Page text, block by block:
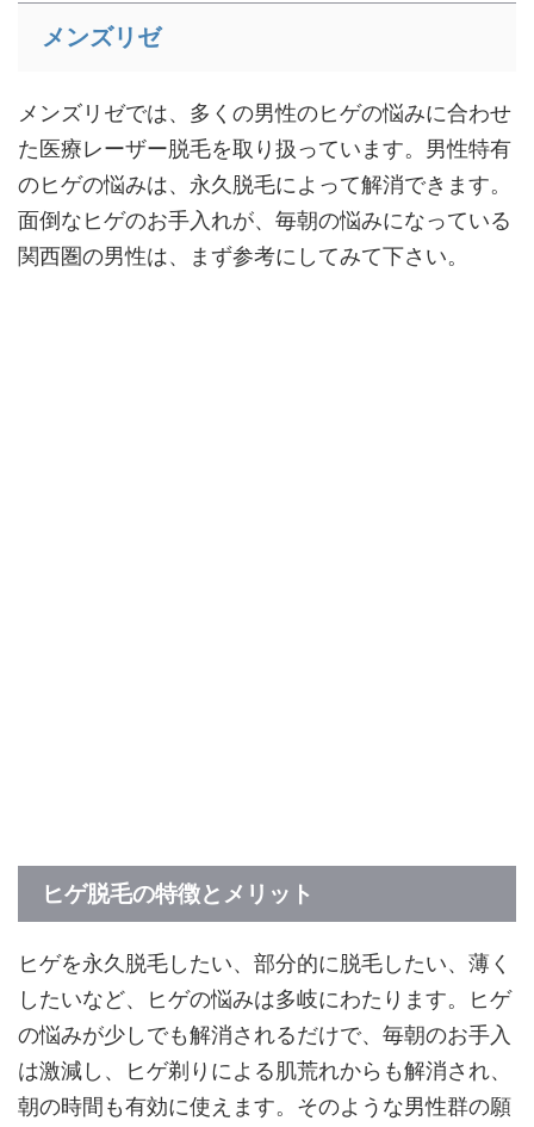
メンズリゼ
メンズリゼでは、多くの男性のヒゲの悩みに合わせ
た医療レーザー脱毛を取り扱っています。男性特有
のヒゲの悩みは、永久脱毛によって解消できます。
面倒なヒゲのお手入れが、毎朝の悩みになっている
関西圏の男性は、まず参考にしてみて下さい。
ヒゲ脱毛の特徴とメリット
ヒゲを永久脱毛したい、部分的に脱毛したい、薄く
したいなど、ヒゲの悩みは多岐にわたります。ヒゲ
の悩みが少しでも解消されるだけで、毎朝のお手入
は激減し、ヒゲ剃りによる肌荒れからも解消され、
朝の時間も有効に使えます。そのような男性群の願